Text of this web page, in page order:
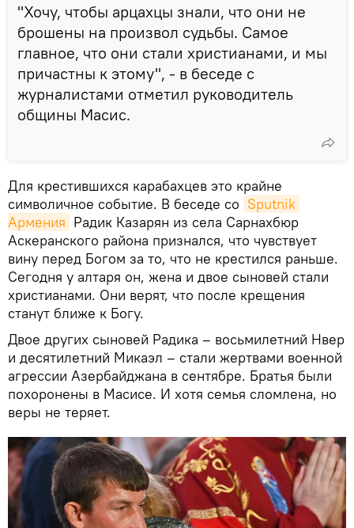
"Хочу, чтобы арцахцы знали, что они не
брошены на произвол судьбы. Самое
главное, что они стали христианами, и мы
причастны к этому", - в беседе с
журналистами отметил руководитель
общины Масис.
Для крестившихся карабахцев это крайне
символичное событие. В беседе со Sputnik
Армения Радик Казарян из села Сарнахбюр
Аскеранского района признался, что чувствует
вину перед Богом за то, что не крестился раньше.
Сегодня у алтаря он, жена и двое сыновей стали
христианами. Они верят, что после крещения
станут ближе к Богу.
Двое других сыновей Радика – восьмилетний Нвер
и десятилетний Микаэл – стали жертвами военной
агрессии Азербайджана в сентябре. Братья были
похоронены в Масисе. И хотя семья сломлена, но
веры не теряет.